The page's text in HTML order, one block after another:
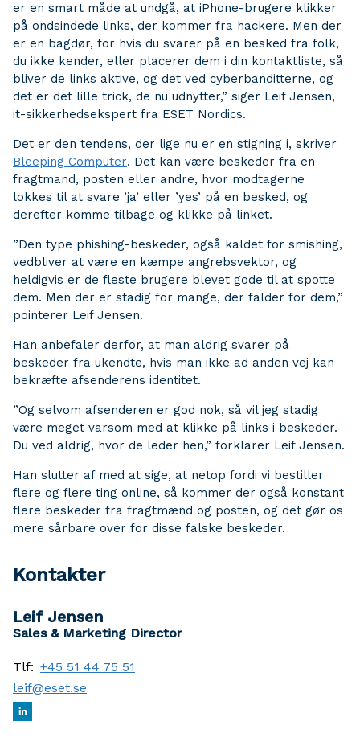
er en smart måde at undgå, at iPhone-brugere klikker
på ondsindede links, der kommer fra hackere. Men der
er en bagdør, for hvis du svarer på en besked fra folk,
du ikke kender, eller placerer dem i din kontaktliste, så
bliver de links aktive, og det ved cyberbanditterne, og
det er det lille trick, de nu udnytter,” siger Leif Jensen,
it-sikkerhedsekspert fra ESET Nordics.
Det er den tendens, der lige nu er en stigning i, skriver
Bleeping Computer. Det kan være beskeder fra en
fragtmand, posten eller andre, hvor modtagerne
lokkes til at svare ’ja’ eller ’yes’ på en besked, og
derefter komme tilbage og klikke på linket.
”Den type phishing-beskeder, også kaldet for smishing,
vedbliver at være en kæmpe angrebsvektor, og
heldigvis er de fleste brugere blevet gode til at spotte
dem. Men der er stadig for mange, der falder for dem,”
pointerer Leif Jensen.
Han anbefaler derfor, at man aldrig svarer på
beskeder fra ukendte, hvis man ikke ad anden vej kan
bekræfte afsenderens identitet.
”Og selvom afsenderen er god nok, så vil jeg stadig
være meget varsom med at klikke på links i beskeder.
Du ved aldrig, hvor de leder hen,” forklarer Leif Jensen.
Han slutter af med at sige, at netop fordi vi bestiller
flere og flere ting online, så kommer der også konstant
flere beskeder fra fragtmænd og posten, og det gør os
mere sårbare over for disse falske beskeder.
Kontakter
Leif Jensen
Sales & Marketing Director
Tlf: +45 51 44 75 51
leif@eset.se